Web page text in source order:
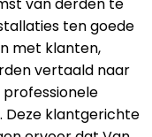
van derden te
ten goede
met klanten,
vertaald naar
Deze klantgerichte